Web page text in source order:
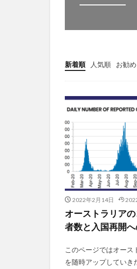
新着順 人気順
お勧
未分
2022年2月14日
オーストラリア
者数と入国再開
このページではオース
を随時アップしていき